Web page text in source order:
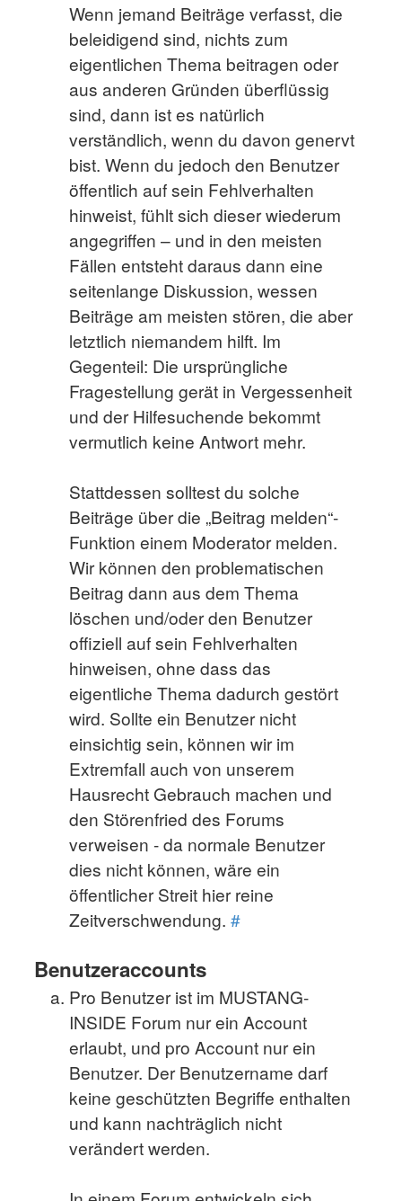
Wenn jemand Beiträge verfasst, die
beleidigend sind, nichts zum
eigentlichen Thema beitragen oder
aus anderen Gründen überflüssig
sind, dann ist es natürlich
verständlich, wenn du davon genervt
bist. Wenn du jedoch den Benutzer
öffentlich auf sein Fehlverhalten
hinweist, fühlt sich dieser wiederum
angegriffen – und in den meisten
Fällen entsteht daraus dann eine
seitenlange Diskussion, wessen
Beiträge am meisten stören, die aber
letztlich niemandem hilft. Im
Gegenteil: Die ursprüngliche
Fragestellung gerät in Vergessenheit
und der Hilfesuchende bekommt
vermutlich keine Antwort mehr.
Stattdessen solltest du solche
Beiträge über die „Beitrag melden“-
Funktion einem Moderator melden.
Wir können den problematischen
Beitrag dann aus dem Thema
löschen und/oder den Benutzer
offiziell auf sein Fehlverhalten
hinweisen, ohne dass das
eigentliche Thema dadurch gestört
wird. Sollte ein Benutzer nicht
einsichtig sein, können wir im
Extremfall auch von unserem
Hausrecht Gebrauch machen und
den Störenfried des Forums
verweisen - da normale Benutzer
dies nicht können, wäre ein
öffentlicher Streit hier reine
Zeitverschwendung. #
Benutzeraccounts
Pro Benutzer ist im MUSTANG-
INSIDE Forum nur ein Account
erlaubt, und pro Account nur ein
Benutzer. Der Benutzername darf
keine geschützten Begriffe enthalten
und kann nachträglich nicht
verändert werden.